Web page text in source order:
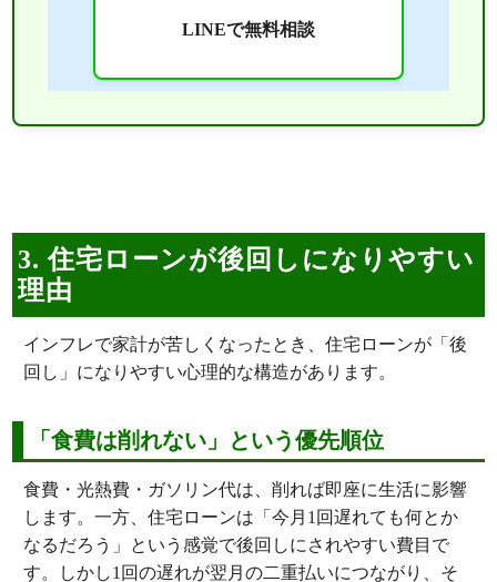
LINEで無料相談
3. 住宅ローンが後回しになりやすい
理由
インフレで家計が苦しくなったとき、住宅ローンが「後
回し」になりやすい心理的な構造があります。
「食費は削れない」という優先順位
食費・光熱費・ガソリン代は、削れば即座に生活に影響
します。一方、住宅ローンは「今月1回遅れても何とか
なるだろう」という感覚で後回しにされやすい費目で
す。しかし1回の遅れが翌月の二重払いにつながり、そ